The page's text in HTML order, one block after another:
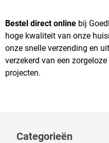
Bestel direct online bij
hoge kwaliteit van onze
onze snelle verzending en
verzekerd van een
projecten.
Categorieën